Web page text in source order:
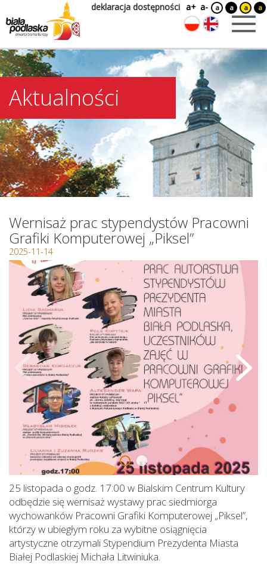
deklaracja dostępności a+ a- a a a a
Aktualności
Wernisaż prac stypendystów Pracowni
Grafiki Komputerowej „Piksel”
2025-11-14
25 listopada o godz. 17:00 w Bialskim Centrum Kultury
odbędzie się wernisaż wystawy prac siedmiorga
wychowanków Pracowni Grafiki Komputerowej „Piksel”,
którzy w ubiegłym roku za wybitne osiągnięcia
artystyczne otrzymali Stypendium Prezydenta Miasta
Białej Podlaskiej Michała Litwiniuka.